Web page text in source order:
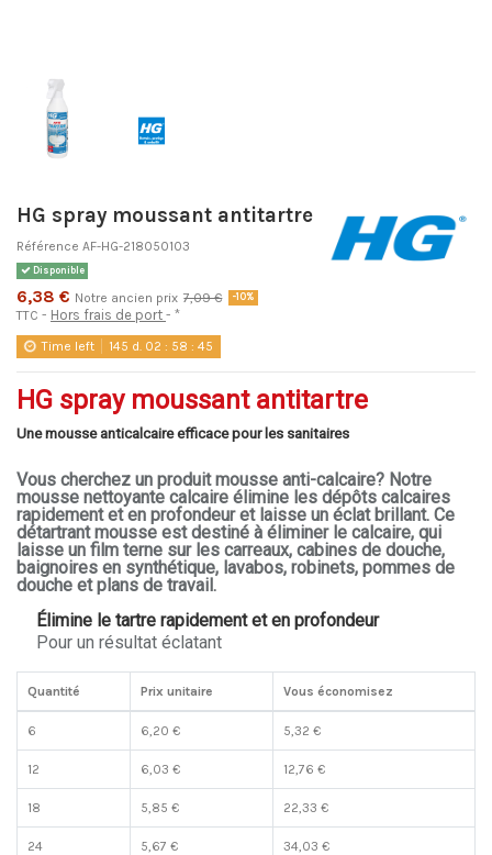
HG spray moussant antitartre
Référence AF-HG-218050103
Disponible
6,38 € Notre ancien prix 7,09 € -10%
TTC Hors frais de port *
Time left 145 d. 02 : 58 :45
HG spray moussant antitartre
Une mousse anticalcaire efficace pour les sanitaires
Vous cherchez un produit mousse anti-calcaire? Notre
mousse nettoyante calcaire élimine les dépôts calcaires
rapidement et en profondeur et laisse un éclat brillant. Ce
détartrant mousse est destiné à éliminer le calcaire, qui
laisse un film terne sur les carreaux, cabines de douche,
baignoires en synthétique, lavabos, robinets, pommes de
douche et plans de travail.
Élimine le tartre rapidement et en profondeur
Pour un résultat éclatant
Quantité Prix unitaire Vous économisez
6 6,20 € 5,32 €
12 6,03 € 12,76 €
18 5,85 € 22,33 €
24 5,67 € 34,03 €